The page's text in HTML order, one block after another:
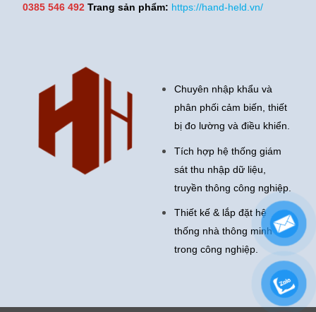
0385 546 492Trang sản phẩm: https://hand-held.vn/
Chuyên nhập khẩu và
phân phối cảm biến, thiết
bị đo lường và điều khiển.
Tích hợp hệ thống giám
sát thu nhập dữ liệu,
truyền thông công nghiệp.
Thiết kế & lắp đặt hệ
thống nhà thông minh
trong công nghiệp.